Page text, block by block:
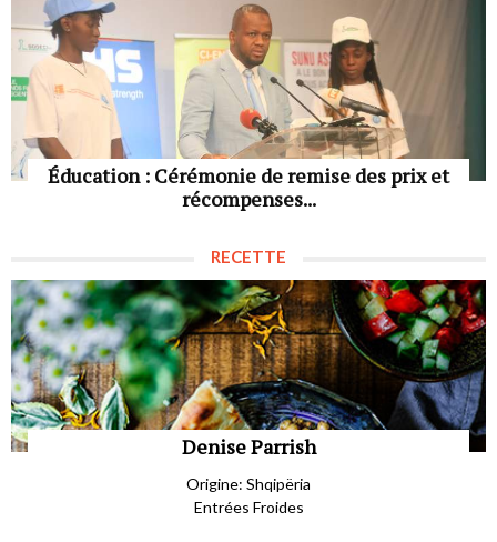
Éducation : Cérémonie de remise des prix et
récompenses...
RECETTE
Denise Parrish
Origine: Shqipëria
Entrées Froides